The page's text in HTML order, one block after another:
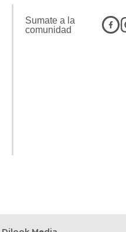
Sumate a la
comunidad